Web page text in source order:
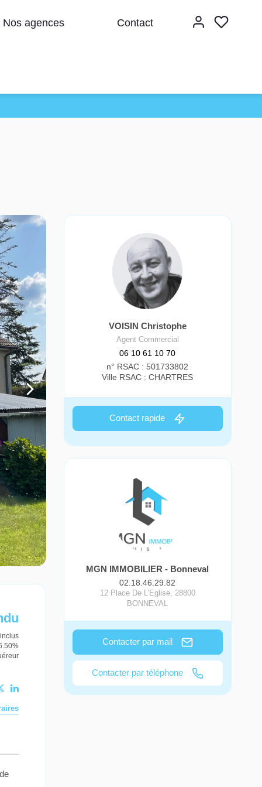
Nos agences Contact
VOISIN Christophe
Agent Commercial
06 10 61 10 70
n° RSAC : 501733802
Ville RSAC : CHARTRES
Contact rapide
MGN IMMOBILIER - Bonneval
02.18.46.29.82
12 Place De L'Eglise, 28800
BONNEVAL
Contacter par mail
Contacter par téléphone